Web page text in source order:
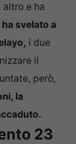
e ha
svelato a
i due
il
però,
la
23